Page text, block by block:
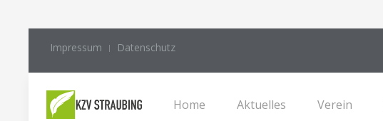
Impressum Datenschutz
Home Aktuelles Verein